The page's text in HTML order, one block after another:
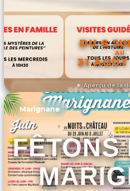
Aperçu de la
DU 6
AU
31
DÉCOUVRIR
Marignane
FÊTONS